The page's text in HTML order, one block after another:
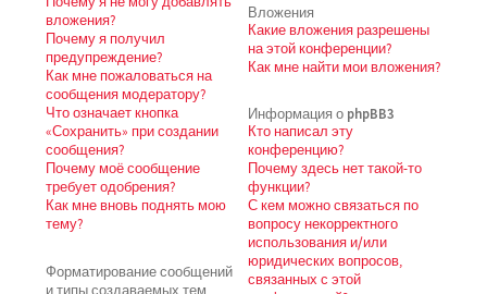
вложения?
Почему я получил
предупреждение?
Как мне пожаловаться на
сообщения модератору?
Что означает кнопка
«Сохранить» при создании
сообщения?
Почему моё сообщение
требует одобрения?
Как мне вновь поднять мою
тему?
Форматирование сообщений
и типы создаваемых тем
Вложения
Какие вложения разрешены
на этой конференции?
Как мне найти мои вложения?
Информация о phpBB3
Кто написал эту
конференцию?
Почему здесь нет такой-то
функции?
С кем можно связаться по
вопросу некорректного
использования и/или
юридических вопросов,
связанных с этой